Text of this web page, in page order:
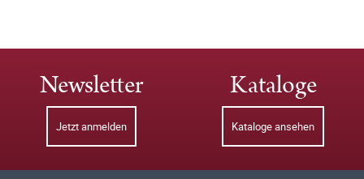
Newsletter
Jetzt anmelden
Kataloge
Kataloge ansehen